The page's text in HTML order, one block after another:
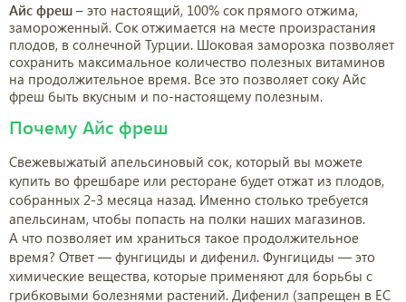
Айс фреш – это настоящий, 100% сок прямого отжима,
замороженный. Сок отжимается на месте произрастания
плодов, в солнечной Турции. Шоковая заморозка позволяет
сохранить максимальное количество полезных витаминов
на продолжительное время. Все это позволяет соку Айс
фреш быть вкусным и по-настоящему полезным.
Почему Айс фреш
Свежевыжатый апельсиновый сок, который вы можете
купить во фрешбаре или ресторане будет отжат из плодов,
собранных 2-3 месяца назад. Именно столько требуется
апельсинам, чтобы попасть на полки наших магазинов.
А что позволяет им храниться такое продолжительное
время? Ответ — фунгициды и дифенил. Фунгициды — это
химические вещества, которые применяют для борьбы с
грибковыми болезнями растений. Дифенил (запрещен в ЕС